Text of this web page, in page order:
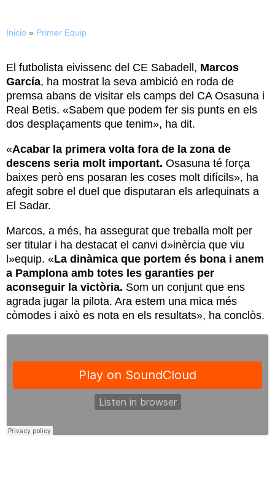
Inicio » Primer Equip
El futbolista eivissenc del CE Sabadell, Marcos
García, ha mostrat la seva ambició en roda de
premsa abans de visitar els camps del CA Osasuna i
Real Betis. «Sabem que podem fer sis punts en els
dos desplaçaments que tenim», ha dit.
«Acabar la primera volta fora de la zona de
descens seria molt important. Osasuna té força
baixes però ens posaran les coses molt difícils», ha
afegit sobre el duel que disputaran els arlequinats a
El Sadar.
Marcos, a més, ha assegurat que treballa molt per
ser titular i ha destacat el canvi d»inèrcia que viu
l»equip. «La dinàmica que portem és bona i anem
a Pamplona amb totes les garanties per
aconseguir la victòria. Som un conjunt que ens
agrada jugar la pilota. Ara estem una mica més
còmodes i això es nota en els resultats», ha conclòs.